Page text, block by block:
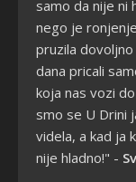
samo da nije ni
nego je
pruzila
dana pricali
koja nas vozi
smo se U Drini
videla, a kad ja
nije hladno!" -